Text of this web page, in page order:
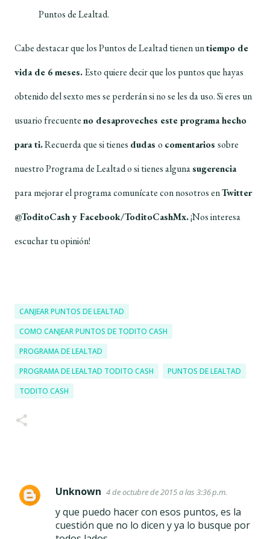
Puntos de Lealtad.
Cabe destacar que los Puntos de Lealtad tienen untiempo de
vida de 6 meses.Esto quiere decir que los puntos que hayas
obtenido del sexto mes se perderán si no se les da uso. Si eres un
usuario frecuenteno desaproveches este programa hecho
para ti.Recuerda que si tienes dudas o comentarios sobre
nuestro Programa de Lealtad o si tienes algunasugerencia
para mejorar el programa comunícate con nosotros enTwitter
@ToditoCash y Facebook/ToditoCashMx.¡Nos interesa
escuchar tu opinión!
CANJEAR PUNTOS DE LEALTAD
COMO CANJEAR PUNTOS DE TODITO CASH
PROGRAMA DE LEALTAD
PROGRAMA DE LEALTAD TODITO CASH
PUNTOS DE LEALTAD
TODITO CASH
C
Unknown 4 de octubre de 2015 a las 3:36 p.m.
y que puedo hacer con esos puntos, es la
cuestión que no lo dicen y ya lo busque por